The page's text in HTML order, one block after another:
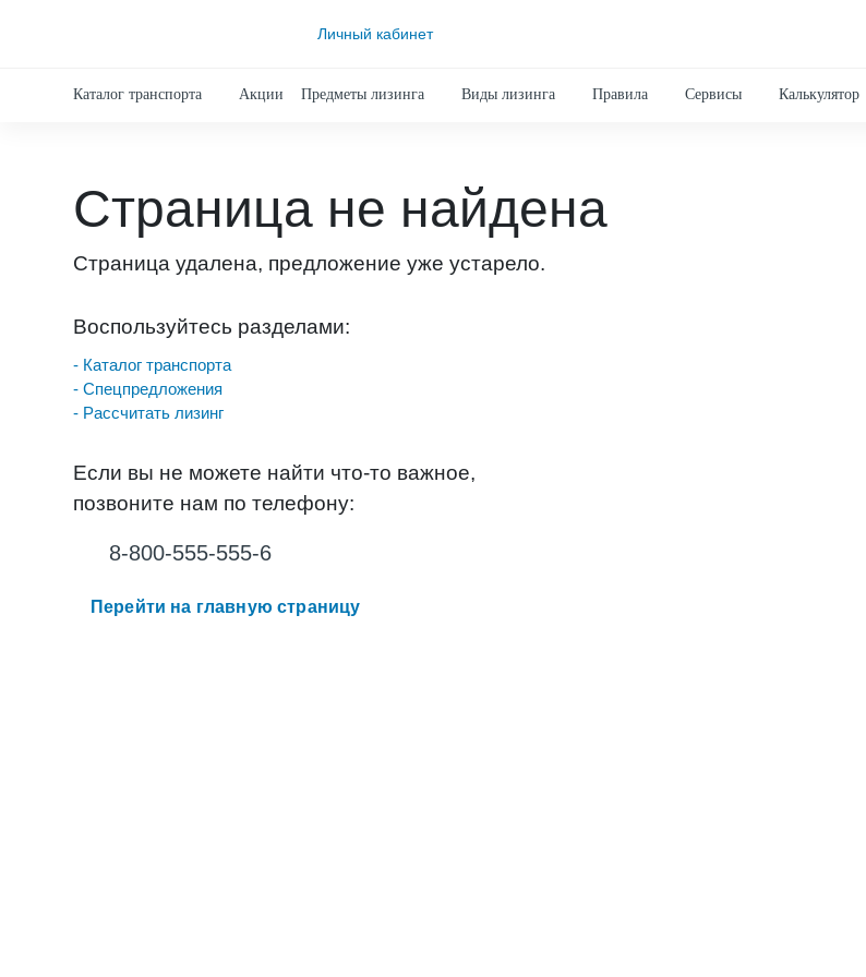
Личный кабинет
Каталог транспорта Акции Предметы лизинга Виды лизинга Правила Сервисы Калькулятор
Страница не найдена
Страница удалена, предложение уже устарело.
Воспользуйтесь разделами:
- Каталог транспорта
- Спецпредложения
- Рассчитать лизинг
Если вы не можете найти что-то важное,
позвоните нам по телефону:
8-800-555-555-6
Перейти на главную страницу